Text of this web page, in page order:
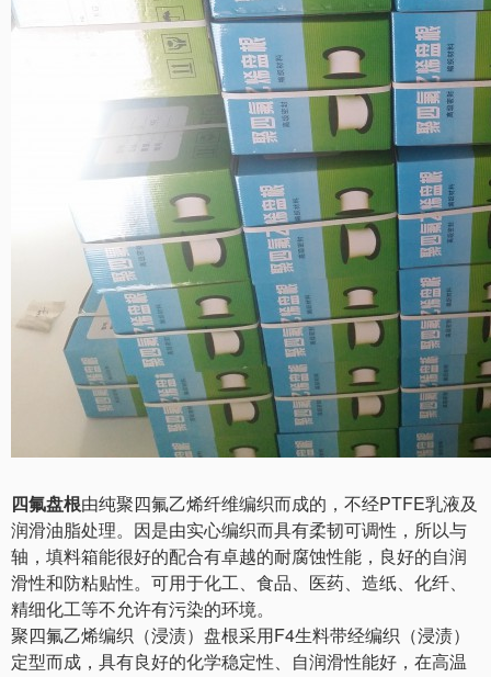
四氟盘根由纯聚四氟乙烯纤维编织而成的，不经PTFE乳液及
润滑油脂处理。因是由实心编织而具有柔韧可调性，所以与
轴，填料箱能很好的配合有卓越的耐腐蚀性能，良好的自润
滑性和防粘贴性。可用于化工、食品、医药、造纸、化纤、
精细化工等不允许有污染的环境。
聚四氟乙烯编织（浸渍）盘根采用F4生料带经编织（浸渍）
定型而成，具有良好的化学稳定性、自润滑性能好，在高温